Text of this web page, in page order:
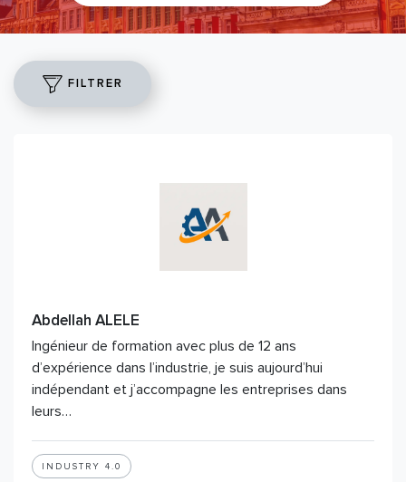
FILTRER
Abdellah ALELE
Ingénieur de formation avec plus de 12 ans
d’expérience dans l’industrie, je suis aujourd’hui
indépendant et j’accompagne les entreprises dans
leurs…
INDUSTRY 4.0